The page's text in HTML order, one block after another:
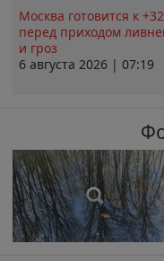
Москва готовится к
перед приходом
и гроз
6 августа 2026 | 07:19